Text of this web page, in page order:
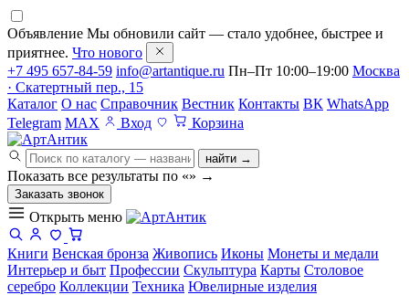
Объявление Мы обновили сайт — стало удобнее, быстрее и
приятнее. Что нового
+7 495 657-84-59 info@artantique.ru Пн–Пт 10:00–19:00 Москва
· Скатертный пер., 15
Каталог О нас Справочник Вестник Контакты ВК WhatsApp
Telegram MAX Вход Корзина
найти →
Показать все результаты по «» →
Заказать звонок
Открыть меню
Книги Венская бронза Живопись Иконы Монеты и медали
Интерьер и быт Профессии Скульптура Карты Столовое
серебро Коллекции Техника Ювелирные изделия